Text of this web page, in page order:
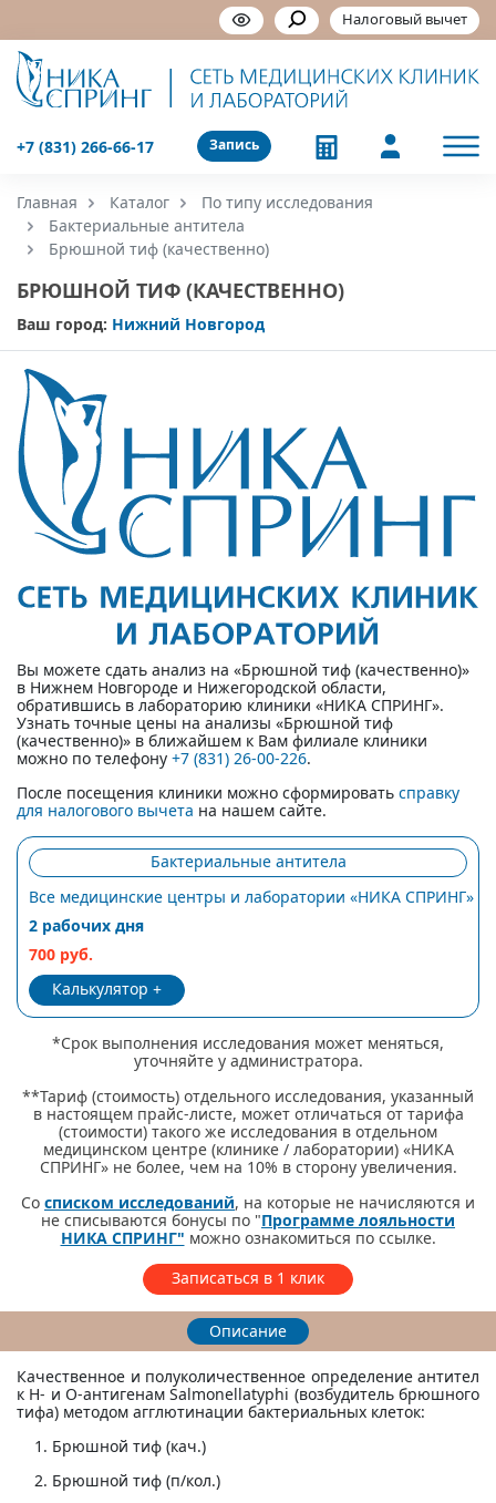
Налоговый вычет
Запись
+7 (831) 266-66-17
Главная Каталог
По типу исследования
Бактериальные антитела
Брюшной тиф (качественно)
БРЮШНОЙ ТИФ (КАЧЕСТВЕННО)
Ваш город: Нижний Новгород
Вы можете сдать анализ на «Брюшной тиф (качественно)»
в Нижнем Новгороде и Нижегородской области,
обратившись в лабораторию клиники «НИКА СПРИНГ».
Узнать точные цены на анализы «Брюшной тиф
(качественно)» в ближайшем к Вам филиале клиники
можно по телефону +7 (831) 26-00-226.
После посещения клиники можно сформировать справку
для налогового вычета на нашем сайте.
Бактериальные антитела
Все медицинские центры и лаборатории «НИКА СПРИНГ»
2 рабочих дня
700 руб.
Калькулятор
*Срок выполнения исследования может меняться,
уточняйте у администратора.
**Тариф (стоимость) отдельного исследования, указанный
в настоящем прайс-листе, может отличаться от тарифа
(стоимости) такого же исследования в отдельном
медицинском центре (клинике / лаборатории) «НИКА
СПРИНГ» не более, чем на 10% в сторону увеличения.
Со списком исследований, на которые не начисляются и
не списываются бонусы по "Программе лояльности
НИКА СПРИНГ" можно ознакомиться по ссылке.
Записаться в 1 клик
Описание
Качественное и полуколичественное определение антител
к Н- и О-антигенам Salmonellatyphi (возбудитель брюшного
тифа) методом агглютинации бактериальных клеток:
Брюшной тиф (кач.)
Брюшной тиф (п/кол.)